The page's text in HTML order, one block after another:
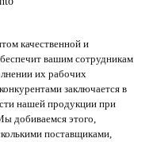
качественной и
вашим сотрудникам
их рабочих
заключается в
нашей продукции при
добиваемся этого,
поставщиками,